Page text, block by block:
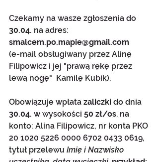
Czekamy na wasze zgłoszenia do
30.04. na adres:
smalcem.po.mapie@gmail.com
(e-mail obsługiwany przez Alinę
Filipowicz i jej "prawą rękę przez
lewą nogę"  Kamilę Kubik).
Obowiązuje wpłata zaliczki do dnia
30.04. w wysokości 50 zł/os. na
konto: Alina Filipowicz, nr konta PKO
20 1020 5226 0000 6702 0433 0619,
tytuł przelewu Imię i Nazwisko